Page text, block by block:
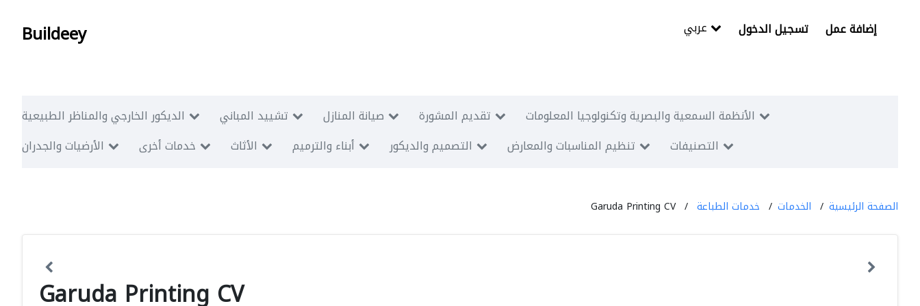
Buildeey تسجيل الدخول إضافة عمل
الديكور الخارجي والمناظر الطبيعية تشييد المباني صيانة المنازل تقديم المشورة
الأنظمة السمعية والبصرية وتكنولوجيا المعلومات
الأرضيات والجدران
خدمات أخرى الأثاث أبناء والترميم التصميم والديكور تنظيم المناسبات والمعارض التصنيفات
الصفحة الرئيسية الخدمات خدمات الطباعة Garuda Printing CV
Garuda Printing CV